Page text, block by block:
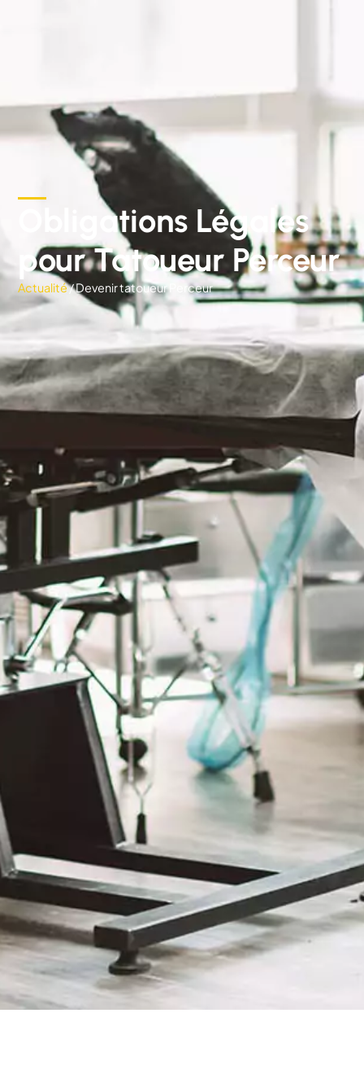
Obligations Légales
pour Tatoueur Perceur
Actualité/ Devenir tatoueur Perceur